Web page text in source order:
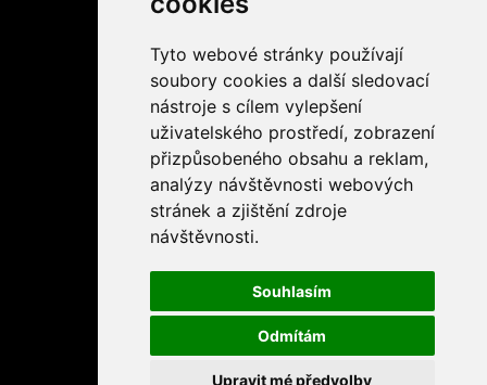
Tyto webové stránky používají
soubory cookies a další sledovací
nástroje s cílem vylepšení
uživatelského prostředí, zobrazení
přizpůsobeného obsahu a reklam,
analýzy návštěvnosti webových
stránek a zjištění zdroje
návštěvnosti.
Souhlasím
Odmítám
Upravit mé předvolby